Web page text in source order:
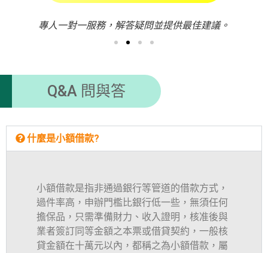
專人一對一服務，解答疑問並提供最佳建議。
Q&A 問與答
什麼是小額借款?
小額借款是指非通過銀行等管道的借款方式，
過件率高，申辦門檻比銀行低一些，無須任何
擔保品，只需準備財力、收入證明，核准後與
業者簽訂同等金額之本票或借貸契約，一般核
貸金額在十萬元以內，都稱之為小額借款，屬